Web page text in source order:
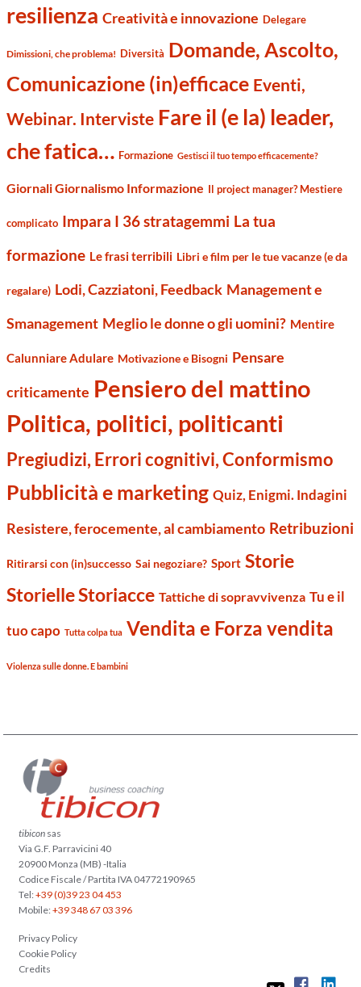
resilienza Creatività e innovazione Delegare
Dimissioni, che problema! Diversità Domande, Ascolto,
Comunicazione (in)efficace Eventi,
Webinar. Interviste Fare il (e la) leader,
che fatica… Formazione Gestisci il tuo tempo efficacemente?
Giornali Giornalismo Informazione Il project manager? Mestiere
complicato Impara I 36 stratagemmi La tua
formazione Le frasi terribili Libri e film per le tue vacanze (e da
regalare) Lodi, Cazziatoni, Feedback Management e
Smanagement Meglio le donne o gli uomini? Mentire
Calunniare Adulare Motivazione e Bisogni Pensare
criticamente Pensiero del mattino
Politica, politici, politicanti
Pregiudizi, Errori cognitivi, Conformismo
Pubblicità e marketing Quiz, Enigmi. Indagini
Resistere, ferocemente, al cambiamento Retribuzioni
Ritirarsi con (in)successo Sai negoziare? Sport Storie
Storielle Storiacce Tattiche di sopravvivenza Tu e il
tuo capo Tutta colpa tua Vendita e Forza vendita
Violenza sulle donne. E bambini
tibicon sas
Via G.F. Parravicini 40
20900 Monza (MB) -Italia
Codice Fiscale / Partita IVA 04772190965
Tel:+39 (0)39 23 04 453
Mobile:+39 348 67 03 396
Privacy Policy
Cookie Policy
Credits